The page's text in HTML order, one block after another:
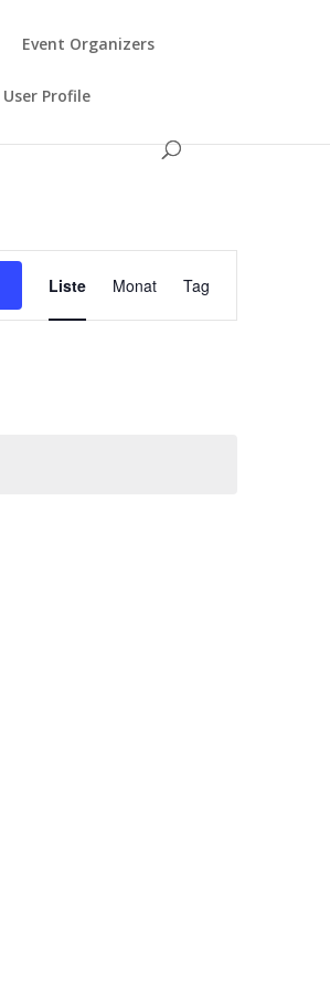
Event Organizers
User Profile
Veranstaltung
Ansichten-
Navigation
Liste Monat Tag